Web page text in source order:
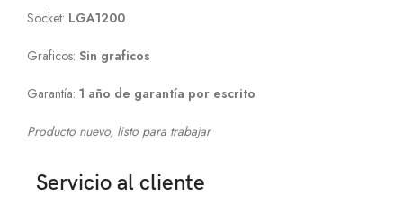
Socket: LGA1200
Graficos: Sin graficos
Garantía: 1 año de garantía por escrito
Producto nuevo, listo para trabajar
Servicio al cliente